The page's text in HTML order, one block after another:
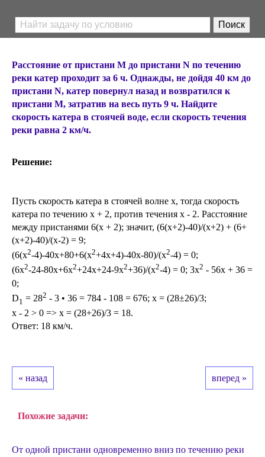
Расстояние от пристани М до пристани N по течению
реки катер проходит за 6 ч. Однажды, не дойдя 40 км до
пристани N, катер повернул назад и возвратился к
пристани М, затратив на весь путь 9 ч. Найдите
скорость катера в стоячей воде, если скорость течения
реки равна 2 км/ч.
Решение:
Пусть скорость катера в стоячей волне х, тогда скорость
катера по течению х + 2, против течения х - 2. Расстояние
между пристанями 6(х + 2); значит, (6(x+2)-40)/(x+2) + (6+
(x+2)-40)/(x-2) = 9;
(6(х2-4)-40х+80+6(х2+4х+4)-40х-80)/(х2-4) = 0;
(6х2-24-80x+6х2+24x+24-9х2+36)/(х2-4) = 0; 3х2 - 56x + 36 =
0;
D1 = 282 - 3 • 36 = 784 - 108 = 676; х = (28±26)/3;
х - 2 > 0 => x = (28+26)/3 = 18.
Ответ: 18 км/ч.
« назад вперед »
Похожие задачи:
От одной пристани одновременно вниз по течению реки